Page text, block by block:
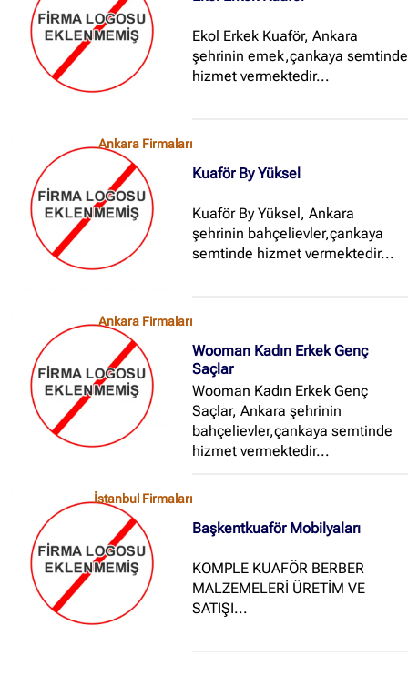
Ekol Erkek Kuaför, Ankara
şehrinin emek,çankaya semtinde
hizmet vermektedir...
Ankara Firmaları
Kuaför By Yüksel
Kuaför By Yüksel, Ankara
şehrinin bahçelievler,çankaya
semtinde hizmet vermektedir...
Ankara Firmaları
Wooman Kadın Erkek Genç
Saçlar
Wooman Kadın Erkek Genç
Saçlar, Ankara şehrinin
bahçelievler,çankaya semtinde
hizmet vermektedir...
İstanbul Firmaları
Başkentkuaför Mobilyaları
KOMPLE KUAFÖR BERBER
MALZEMELERİ ÜRETİM VE
SATIŞI...